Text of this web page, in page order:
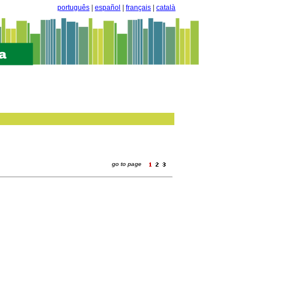
português español français català
go to page